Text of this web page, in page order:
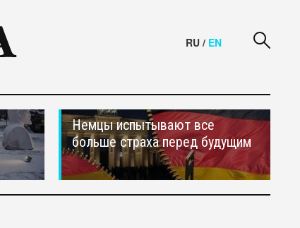
RU / EN
Немцы испытывают все
больше страха перед будущим